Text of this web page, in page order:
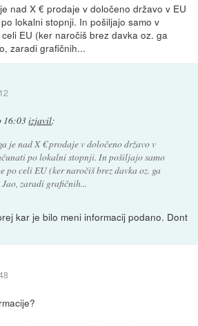
nad X € prodaje v določeno državo v EU
lokalni stopnji. In pošiljajo samo v
EU (ker naročiš brez davka oz. ga
zaradi grafičnih...
16:03izjavil:
je nad X € prodaje v določeno državo v
po lokalni stopnji. In pošiljajo samo
po celi EU (ker naročiš brez davka oz. ga
zaradi grafičnih...
kar je bilo meni informacij podano. Dont